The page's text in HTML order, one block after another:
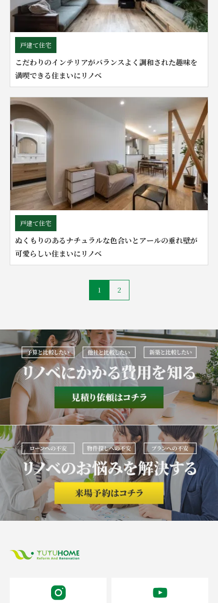
戸建て住宅
こだわりのインテリアがバランスよく調和された趣味を
満喫できる住まいにリノベ
戸建て住宅
ぬくもりのあるナチュラルな色合いとアールの垂れ壁が
可愛らしい住まいにリノベ
1 2